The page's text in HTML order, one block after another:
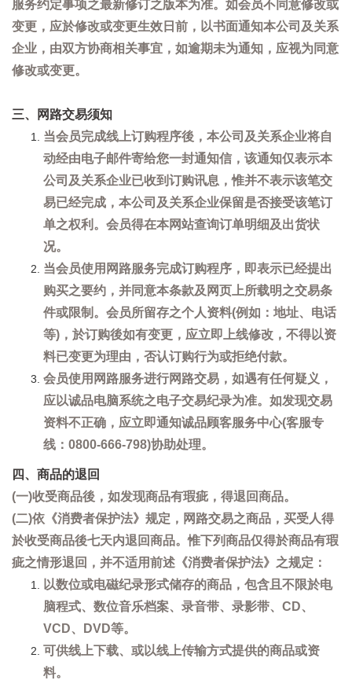
服务约定事项之最新修订之版本为准。如会员不同意修改或
变更，应於修改或变更生效日前，以书面通知本公司及关系
企业，由双方协商相关事宜，如逾期未为通知，应视为同意
修改或变更。
三、网路交易须知
当会员完成线上订购程序後，本公司及关系企业将自
动经由电子邮件寄给您一封通知信，该通知仅表示本
公司及关系企业已收到订购讯息，惟并不表示该笔交
易已经完成，本公司及关系企业保留是否接受该笔订
单之权利。会员得在本网站查询订单明细及出货状
况。
当会员使用网路服务完成订购程序，即表示已经提出
购买之要约，并同意本条款及网页上所载明之交易条
件或限制。会员所留存之个人资料(例如：地址、电话
等)，於订购後如有变更，应立即上线修改，不得以资
料已变更为理由，否认订购行为或拒绝付款。
会员使用网路服务进行网路交易，如遇有任何疑义，
应以诚品电脑系统之电子交易纪录为准。如发现交易
资料不正确，应立即通知诚品顾客服务中心(客服专
线：0800-666-798)协助处理。
四、商品的退回
(一)收受商品後，如发现商品有瑕疵，得退回商品。
(二)依《消费者保护法》规定，网路交易之商品，买受人得
於收受商品後七天内退回商品。惟下列商品仅得於商品有瑕
疵之情形退回，并不适用前述《消费者保护法》之规定：
以数位或电磁纪录形式储存的商品，包含且不限於电
脑程式、数位音乐档案、录音带、录影带、CD、
VCD、DVD等。
可供线上下载、或以线上传输方式提供的商品或资
料。